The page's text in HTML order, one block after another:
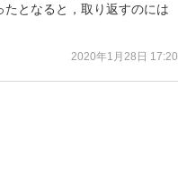
となると，取り返すのには
2020年1月28日 17:20